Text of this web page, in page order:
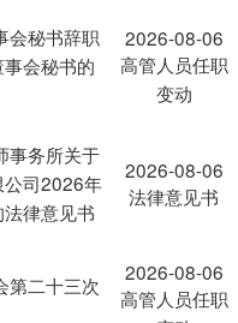
会秘书辞职
会秘书的
2026-08-06
高管人员任职
变动
事务所关于
公司2026年
律意见书
2026-08-06
法律意见书
第二十三次
2026-08-06
高管人员任职